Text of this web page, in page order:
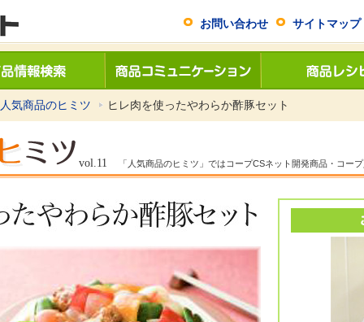
サイトマップ
お問い合わせ
人気商品のヒミツ ヒレ肉を使ったやわらか酢豚セット
vol.11 「人気商品のヒミツ」ではコープCSネット開発商品・コー